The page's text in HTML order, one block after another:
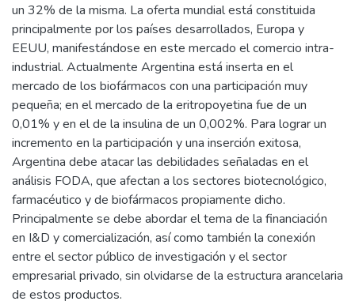
un 32% de la misma. La oferta mundial está constituida
principalmente por los países desarrollados, Europa y
EEUU, manifestándose en este mercado el comercio intra-
industrial. Actualmente Argentina está inserta en el
mercado de los biofármacos con una participación muy
pequeña; en el mercado de la eritropoyetina fue de un
0,01% y en el de la insulina de un 0,002%. Para lograr un
incremento en la participación y una inserción exitosa,
Argentina debe atacar las debilidades señaladas en el
análisis FODA, que afectan a los sectores biotecnológico,
farmacéutico y de biofármacos propiamente dicho.
Principalmente se debe abordar el tema de la financiación
en I&D y comercialización, así como también la conexión
entre el sector público de investigación y el sector
empresarial privado, sin olvidarse de la estructura arancelaria
de estos productos.